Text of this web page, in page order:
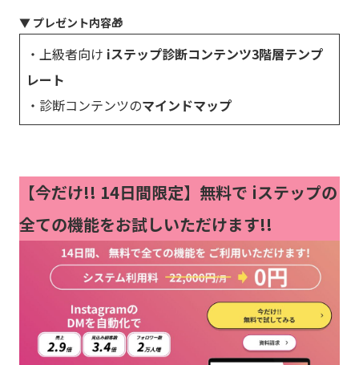
▼ プレゼント内容🎁
・上級者向け iステップ診断コンテンツ3階層テンプ
レート
・診断コンテンツのマインドマップ
【今だけ!! 14日間限定】無料で iステップの
全ての機能をお試しいただけます!!